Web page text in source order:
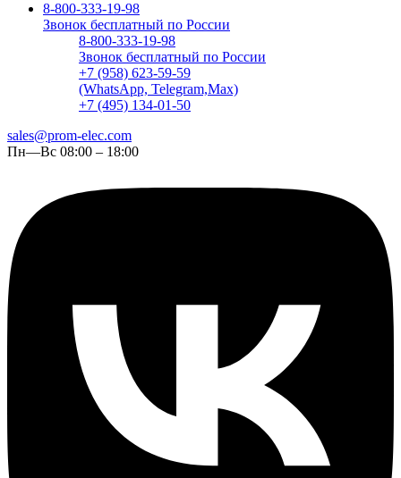
8-800-333-19-98
Звонок бесплатный по России
8-800-333-19-98
Звонок бесплатный по России
+7 (958) 623-59-59
(WhatsApp, Telegram,Max)
+7 (495) 134-01-50
sales@prom-elec.com
Пн—Вс 08:00 – 18:00